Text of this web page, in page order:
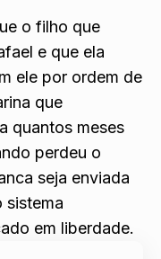
o filho que
e que ela
ele por ordem de
que
quantos meses
perdeu o
seja enviada
sistema
em liberdade.